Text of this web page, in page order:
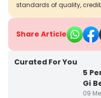
standards of quality,
Share Article
Curated For You
5
Gi
09